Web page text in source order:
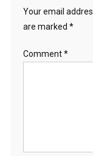
Your email
are marked *
Comment*